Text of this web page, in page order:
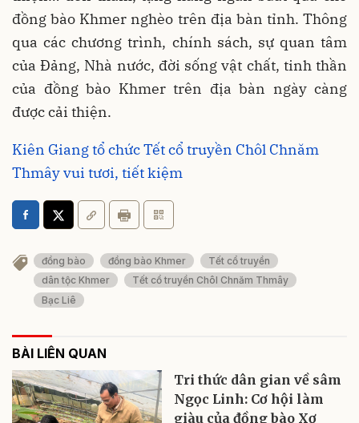
đồng bào Khmer nghèo trên địa bàn tỉnh. Thông
qua các chương trình, chính sách, sự quan tâm
của Đảng, Nhà nước, đời sống vật chất, tinh thần
của đồng bào Khmer trên địa bàn ngày càng
được cải thiện.
Kiên Giang tổ chức Tết cổ truyền Chôl Chnăm
Thmây vui tươi, tiết kiệm
đồng bào đồng bào Khmer
Tết cổ truyền
dân tộc Khmer
Tết cổ truyền Chôl Chnăm Thmây
Bạc Liê
BÀI LIÊN QUAN
Tri thức dân gian về sâm
Ngọc Linh: Cơ hội làm
giàu của đồng bào Xơ